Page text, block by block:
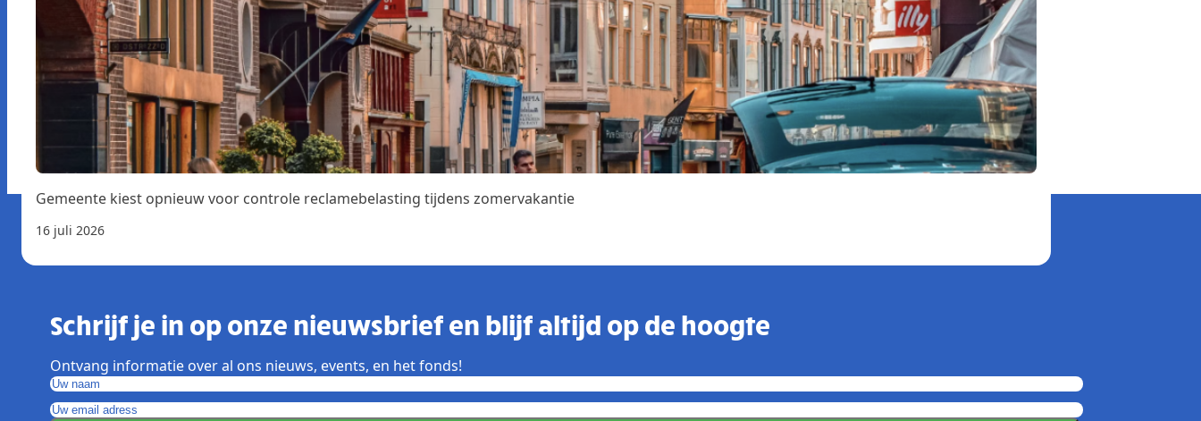
Gemeente kiest opnieuw voor controle reclamebelasting tijdens zomervakantie
16 juli 2026
Schrijf je in op onze nieuwsbrief en blijf altijd op de hoogte
Ontvang informatie over al ons nieuws, events, en het fonds!